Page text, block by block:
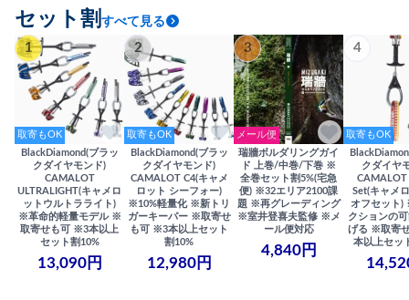
セット割 すべて見る
1
取寄もOK
BlackDiamond(ブラッ
クダイヤモンド)
CAMALOT
ULTRALIGHT(キャメロ
ットウルトラライト)
※革命的軽量モデル ※
取寄せも可 ※3本以上
セット割10%
13,090円
2
取寄もOK
BlackDiamond(ブラッ
クダイヤモンド)
CAMALOT C4(キャメ
ロット シーフォー)
※10%軽量化 ※新トリ
ガーキーパー ※取寄せ
も可 ※3本以上セット
割10%
12,980円
3
メール便
瑞牆ボルダリングガイ
ド 上巻/中巻/下巻 ※
全巻セット割5%(宅急
便) ※32エリア2100課
題 ※再グレーディング
※室井登喜夫監修 ※メ
ール便対応
4,840円
4
取寄もOK
クダイヤ
Set(キャメ
オフセット)
クションの
げる ※取寄
本以上セッ